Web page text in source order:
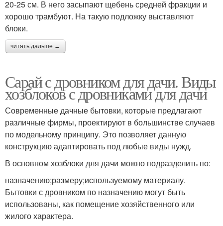
20-25 см. В него засыпают щебень средней фракции и
хорошо трамбуют. На такую подложку выставляют
блоки.
читать дальше →
Сарай с дровником для дачи. Виды
хозблоков с дровниками для дачи
Современные дачные бытовки, которые предлагают
различные фирмы, проектируют в большинстве случаев
по модельному принципу. Это позволяет данную
конструкцию адаптировать под любые виды нужд.
В основном хозблоки для дачи можно подразделить по:
назначению;размеру;используемому материалу.
Бытовки с дровником по назначению могут быть
использованы, как помещение хозяйственного или
жилого характера.